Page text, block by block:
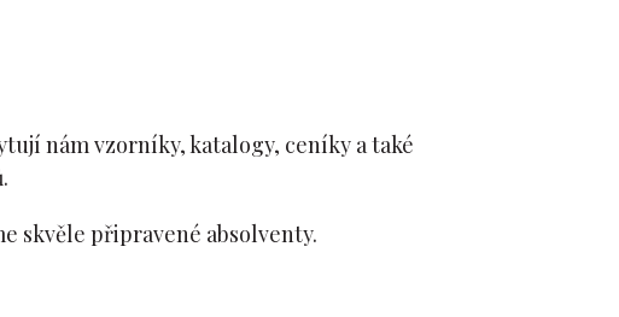
nám vzorníky, katalogy, ceníky a také
skvěle připravené absolventy.